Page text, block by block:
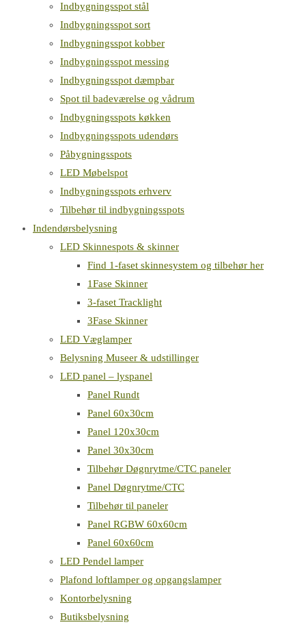
Indbygningsspot stål
Indbygningsspot sort
Indbygningsspot kobber
Indbygningsspot messing
Indbygningsspot dæmpbar
Spot til badeværelse og vådrum
Indbygningsspots køkken
Indbygningsspots udendørs
Påbygningsspots
LED Møbelspot
Indbygningsspots erhverv
Tilbehør til indbygningsspots
Indendørsbelysning
LED Skinnespots & skinner
Find 1-faset skinnesystem og tilbehør her
1Fase Skinner
3-faset Tracklight
3Fase Skinner
LED Væglamper
Belysning Museer & udstillinger
LED panel – lyspanel
Panel Rundt
Panel 60x30cm
Panel 120x30cm
Panel 30x30cm
Tilbehør Døgnrytme/CTC paneler
Panel Døgnrytme/CTC
Tilbehør til paneler
Panel RGBW 60x60cm
Panel 60x60cm
LED Pendel lamper
Plafond loftlamper og opgangslamper
Kontorbelysning
Butiksbelysning